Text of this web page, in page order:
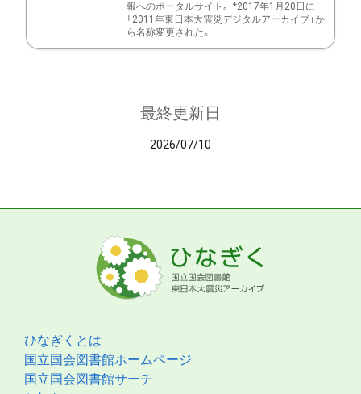
報へのポータルサイト。 *2017年1月20日に
「2011年東日本大震災デジタルアーカイブ」か
ら名称変更された。
最終更新日
2026/07/10
ひなぎくとは
国立国会図書館ホームページ
国立国会図書館サーチ